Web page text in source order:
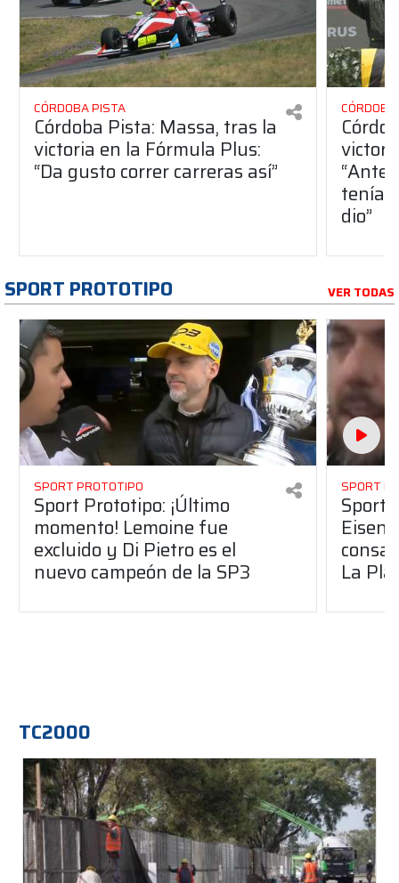
CÓRDOBA PISTA
Córdoba Pista: Massa, tras la
victoria en la Fórmula Plus:
“Da gusto correr carreras así”
dio”
SPORT PROTOTIPO VER TODAS
SPORT PROTOTIPO
Sport Prototipo: ¡Último
momento! Lemoine fue
excluido y Di Pietro es el
nuevo campeón de la SP3
SPORT
Sport
La
TC2000